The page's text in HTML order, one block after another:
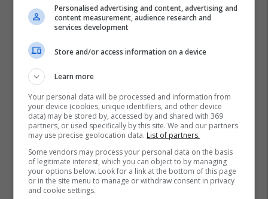
Ananas Impex
Maturant, puno nga shtëpia!
Oferta e Korrikut në FAFA Sun
Fafa Resorts
Personalised advertising and content, advertising and
content measurement, audience research and
services development
Store and/or access information on a device
Learn more
Your personal data will be processed and information from
your device (cookies, unique identifiers, and other device
data) may be stored by, accessed by and shared with 369
partners, or used specifically by this site. We and our partners
may use precise geolocation data. List of partners.
Some vendors may process your personal data on the basis
of legitimate interest, which you can object to by managing
your options below. Look for a link at the bottom of this page
or in the site menu to manage or withdraw consent in privacy
and cookie settings.